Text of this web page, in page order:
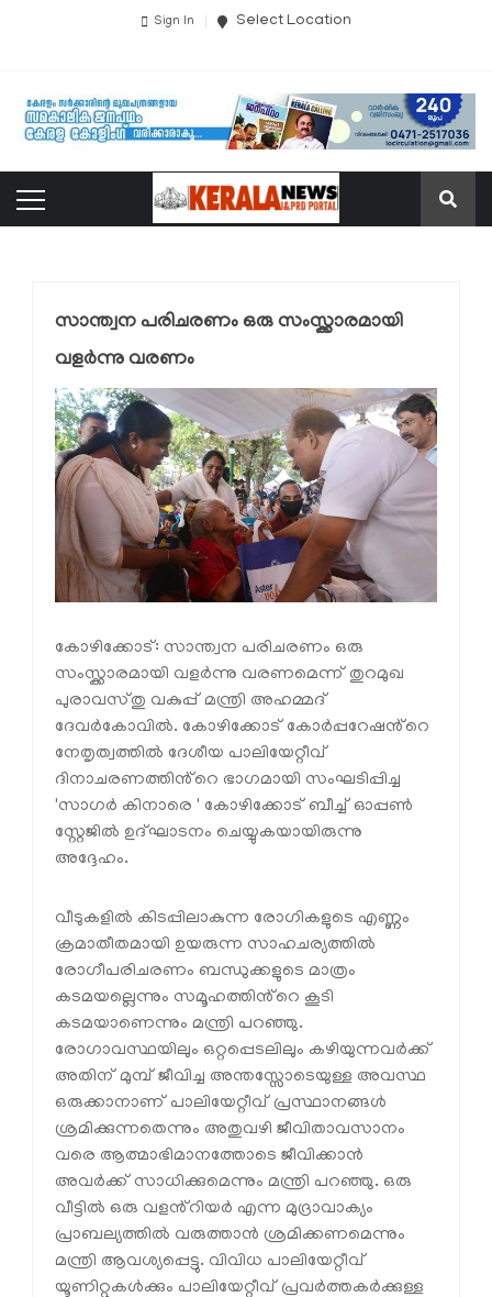
Sign In Select Location
സാന്ത്വന പരിചരണം ഒരു സംസ്ക്കാരമായി
വളർന്നു വരണം
കോഴിക്കോട്: സാന്ത്വന പരിചരണം ഒരു
സംസ്ക്കാരമായി വളർന്നു വരണമെന്ന് തുറമുഖ
പുരാവസ്തു വകുപ്പ് മന്ത്രി അഹമ്മദ്
ദേവർകോവിൽ. കോഴിക്കോട് കോർപ്പറേഷൻ്റെ
നേതൃത്വത്തിൽ ദേശീയ പാലിയേറ്റീവ്
ദിനാചരണത്തിൻ്റെ ഭാഗമായി സംഘടിപ്പിച്ച
'സാഗർ കിനാരെ ' കോഴിക്കോട് ബീച്ച് ഓപ്പൺ
സ്റ്റേജിൽ ഉദ്ഘാടനം ചെയ്യുകയായിരുന്നു
അദ്ദേഹം.
വീടുകളിൽ കിടപ്പിലാകുന്ന രോഗികളുടെ എണ്ണം
ക്രമാതീതമായി ഉയരുന്ന സാഹചര്യത്തിൽ
രോഗീപരിചരണം ബന്ധുക്കളുടെ മാത്രം
കടമയല്ലെന്നും സമൂഹത്തിൻ്റെ കൂടി
കടമയാണെന്നും മന്ത്രി പറഞ്ഞു.
രോഗാവസ്ഥയിലും ഒറ്റപ്പെടലിലും കഴിയുന്നവർക്ക്
അതിന് മുമ്പ് ജീവിച്ച അന്തസ്സോടെയുള്ള അവസ്ഥ
ഒരുക്കാനാണ് പാലിയേറ്റീവ് പ്രസ്ഥാനങ്ങൾ
ശ്രമിക്കുന്നതെന്നും അതുവഴി ജീവിതാവസാനം
വരെ ആത്മാഭിമാനത്തോടെ ജീവിക്കാൻ
അവർക്ക് സാധിക്കുമെന്നും മന്ത്രി പറഞ്ഞു. ഒരു
വീട്ടിൽ ഒരു വളൻ്റിയർ എന്ന മുദ്രാവാക്യം
പ്രാബല്യത്തിൽ വരുത്താൻ ശ്രമിക്കണമെന്നും
മന്ത്രി ആവശ്യപ്പെട്ടു. വിവിധ പാലിയേറ്റീവ്
യൂണിറ്റുകൾക്കും പാലിയേറ്റീവ് പ്രവർത്തകർക്കുള്ള